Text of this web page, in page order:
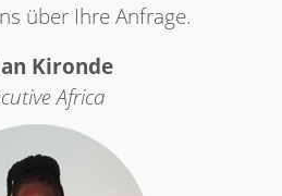
über Ihre Anfrage.
Kironde
Africa